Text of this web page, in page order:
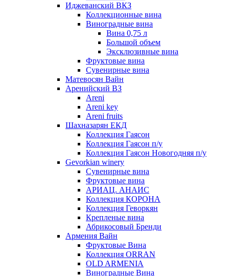
Иджеванский ВКЗ
Коллекционные вина
Виноградные вина
Вина 0,75 л
Большой объем
Эксклюзивные вина
Фруктовые вина
Cувенирные вина
Матевосян Вайн
Аренийский ВЗ
Areni
Areni key
Areni fruits
Шахназарян ЕКД
Коллекция Гаясон
Коллекция Гаясон п/у
Коллекция Гаясон Новогодняя п/у
Gevorkian winery
Сувенирные вина
Фруктовые вина
АРИАЦ. АНАИС
Коллекция КОРОНА
Коллекция Геворкян
Крепленые вина
Абрикосовый Бренди
Армения Вайн
Фруктовые Вина
Коллекция ORRAN
OLD ARMENIA
Виноградные Вина